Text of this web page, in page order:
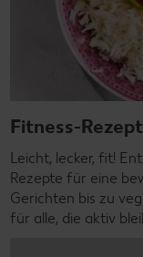
Fitness-
Leicht, lecker, fit!
Rezepte für eine
Gerichten bis zu
für alle, die aktiv